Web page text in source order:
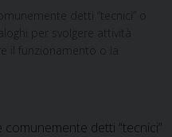
detti “tecnici” o
per svolgere attività
il funzionamento o la
detti “tecnici”